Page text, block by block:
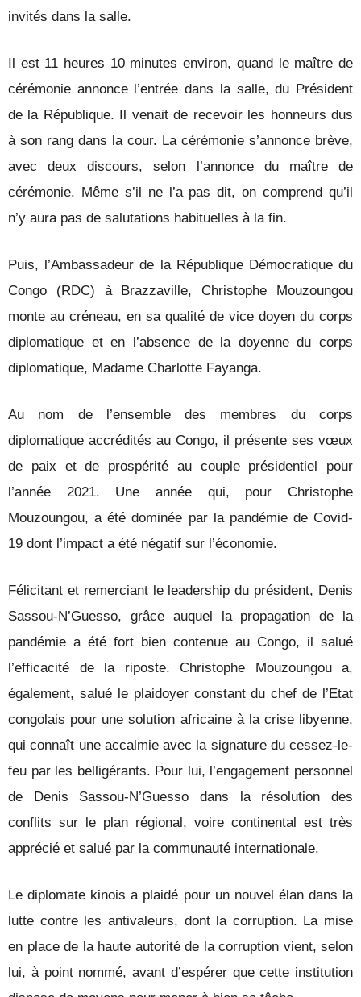
invités dans la salle.
Il est 11 heures 10 minutes environ, quand le maître de
cérémonie annonce l’entrée dans la salle, du Président
de la République. Il venait de recevoir les honneurs dus
à son rang dans la cour. La cérémonie s’annonce brève,
avec deux discours, selon l’annonce du maître de
cérémonie. Même s’il ne l’a pas dit, on comprend qu’il
n’y aura pas de salutations habituelles à la fin.
Puis, l’Ambassadeur de la République Démocratique du
Congo (RDC) à Brazzaville, Christophe Mouzoungou
monte au créneau, en sa qualité de vice doyen du corps
diplomatique et en l’absence de la doyenne du corps
diplomatique, Madame Charlotte Fayanga.
Au nom de l’ensemble des membres du corps
diplomatique accrédités au Congo, il présente ses vœux
de paix et de prospérité au couple présidentiel pour
l’année 2021. Une année qui, pour Christophe
Mouzoungou, a été dominée par la pandémie de Covid-
19 dont l’impact a été négatif sur l’économie.
Félicitant et remerciant le leadership du président, Denis
Sassou-N’Guesso, grâce auquel la propagation de la
pandémie a été fort bien contenue au Congo, il salué
l’efficacité de la riposte. Christophe Mouzoungou a,
également, salué le plaidoyer constant du chef de l’Etat
congolais pour une solution africaine à la crise libyenne,
qui connaît une accalmie avec la signature du cessez-le-
feu par les belligérants. Pour lui, l’engagement personnel
de Denis Sassou-N’Guesso dans la résolution des
conflits sur le plan régional, voire continental est très
apprécié et salué par la communauté internationale.
Le diplomate kinois a plaidé pour un nouvel élan dans la
lutte contre les antivaleurs, dont la corruption. La mise
en place de la haute autorité de la corruption vient, selon
lui, à point nommé, avant d’espérer que cette institution